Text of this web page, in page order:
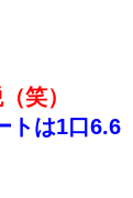
笑）
トは1口6.6